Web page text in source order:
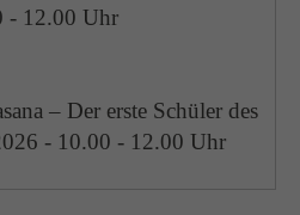
- 12.00 Uhr
– Der erste Schüler des
- 10.00 - 12.00 Uhr